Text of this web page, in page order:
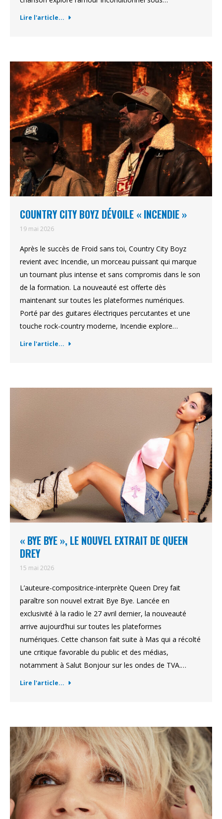
Lire l'article...
COUNTRY CITY BOYZ DÉVOILE « INCENDIE »
19 mai 2026
Après le succès de Froid sans toi, Country City Boyz
revient avec Incendie, un morceau puissant qui marque
un tournant plus intense et sans compromis dans le son
de la formation. La nouveauté est offerte dès
maintenant sur toutes les plateformes numériques.
Porté par des guitares électriques percutantes et une
touche rock-country moderne, Incendie explore…
Lire l'article...
« BYE BYE », LE NOUVEL EXTRAIT DE QUEEN
DREY
15 mai 2026
L’auteure-compositrice-interprète Queen Drey fait
paraître son nouvel extrait Bye Bye. Lancée en
exclusivité à la radio le 27 avril dernier, la nouveauté
arrive aujourd’hui sur toutes les plateformes
numériques. Cette chanson fait suite à Mas qui a récolté
une critique favorable du public et des médias,
notamment à Salut Bonjour sur les ondes de TVA.…
Lire l'article...